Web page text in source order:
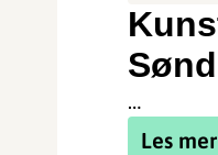
…
Les mer